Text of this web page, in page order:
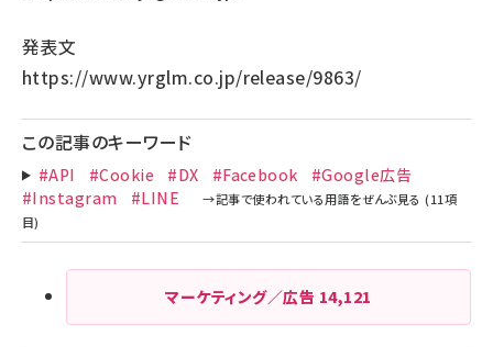
発表文
https://www.yrglm.co.jp/release/9863/
この記事のキーワード
#API #Cookie #DX #Facebook
#Google広告
#Instagram
#LINE
マーケティング／広告 14,121